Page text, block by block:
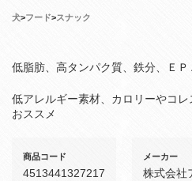
犬>フード>スナック
低脂肪、高タンパク質、鉄分、Ｅ
低アレルギー素材、カロリーやコ
おススメ
商品コード
4513441327217
メーカー
株式会社